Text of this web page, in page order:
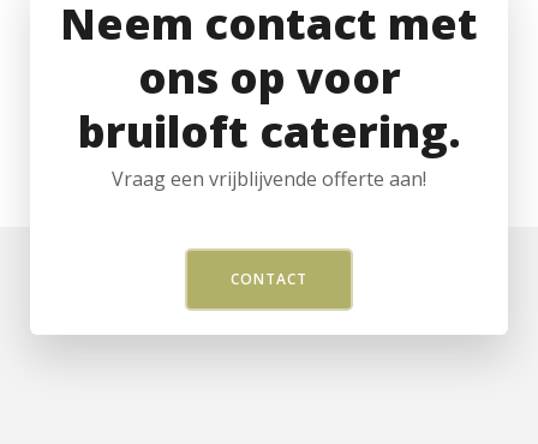
Neem contact met
ons op voor
bruiloft catering.
Vraag een vrijblijvende offerte aan!
CONTACT